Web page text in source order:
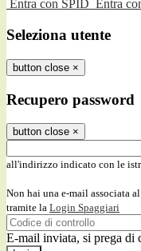
Entra con SPID Entra
Seleziona utente
button close ×
Recupero password
button close ×
all'indirizzo indicato con le
Non hai una e-mail associata
tramite la Login Spaggiari
E-mail inviata, si prega di